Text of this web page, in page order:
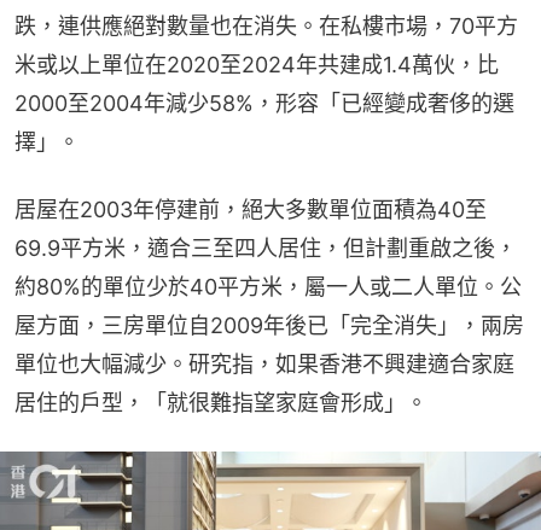
跌，連供應絕對數量也在消失。在私樓市場，70平方
米或以上單位在2020至2024年共建成1.4萬伙，比
2000至2004年減少58%，形容「已經變成奢侈的選
擇」。
居屋在2003年停建前，絕大多數單位面積為40至
69.9平方米，適合三至四人居住，但計劃重啟之後，
約80%的單位少於40平方米，屬一人或二人單位。公
屋方面，三房單位自2009年後已「完全消失」，兩房
單位也大幅減少。研究指，如果香港不興建適合家庭
居住的戶型，「就很難指望家庭會形成」。